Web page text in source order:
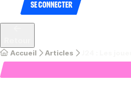
Se connecter
Accueil Articles